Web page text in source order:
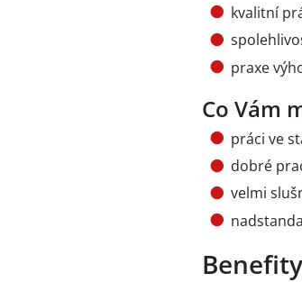
kvalitní
praxe
Co Vám
práci ve
dobré
velmi
Benefity